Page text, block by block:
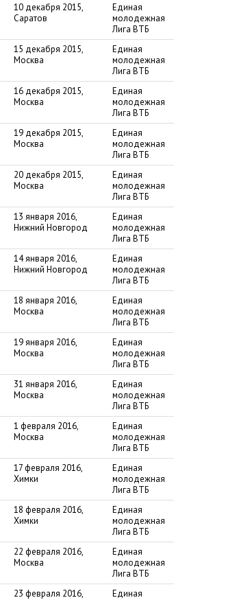
10 декабря 2015,
Саратов
Единая
молодежная
Лига ВТБ
15 декабря 2015,
Москва
Единая
молодежная
Лига ВТБ
16 декабря 2015,
Москва
Единая
молодежная
Лига ВТБ
19 декабря 2015,
Москва
Единая
молодежная
Лига ВТБ
20 декабря 2015,
Москва
Единая
молодежная
Лига ВТБ
13 января 2016,
Нижний Новгород
Единая
молодежная
Лига ВТБ
14 января 2016,
Нижний Новгород
Единая
молодежная
Лига ВТБ
18 января 2016,
Москва
Единая
молодежная
Лига ВТБ
19 января 2016,
Москва
Единая
молодежная
Лига ВТБ
31 января 2016,
Москва
Единая
молодежная
Лига ВТБ
1 февраля 2016,
Москва
Единая
молодежная
Лига ВТБ
17 февраля 2016,
Химки
Единая
молодежная
Лига ВТБ
18 февраля 2016,
Химки
Единая
молодежная
Лига ВТБ
22 февраля 2016,
Москва
Единая
молодежная
Лига ВТБ
23 февраля 2016,
Единая